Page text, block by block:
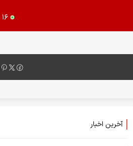
۱۶ مرداد ۱۴۰۵
آخرین اخبار